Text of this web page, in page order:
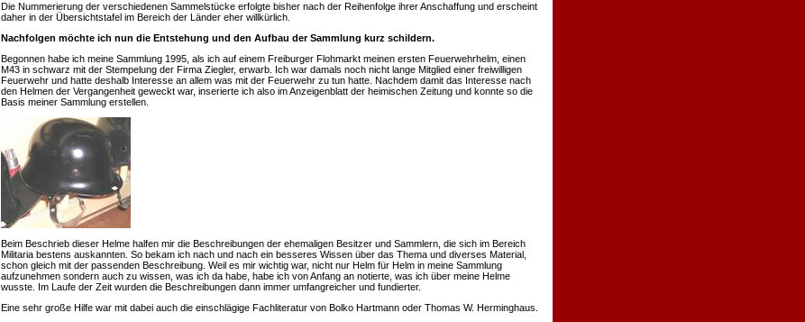
Die Nummerierung der verschiedenen Sammelstücke erfolgte bisher nach der Reihenfolge ihrer Anschaffung und erscheint
daher in der Übersichtstafel im Bereich der Länder eher willkürlich.
Nachfolgen möchte ich nun die Entstehung und den Aufbau der Sammlung kurz schildern.
Begonnen habe ich meine Sammlung 1995, als ich auf einem Freiburger Flohmarkt meinen ersten Feuerwehrhelm, einen
M43 in schwarz mit der Stempelung der Firma Ziegler, erwarb. Ich war damals noch nicht lange Mitglied einer freiwilligen
Feuerwehr und hatte deshalb Interesse an allem was mit der Feuerwehr zu tun hatte. Nachdem damit das Interesse nach
den Helmen der Vergangenheit geweckt war, inserierte ich also im Anzeigenblatt der heimischen Zeitung und konnte so die
Basis meiner Sammlung erstellen.
Beim Beschrieb dieser Helme halfen mir die Beschreibungen der ehemaligen Besitzer und Sammlern, die sich im Bereich
Militaria bestens auskannten. So bekam ich nach und nach ein besseres Wissen über das Thema und diverses Material,
schon gleich mit der passenden Beschreibung. Weil es mir wichtig war, nicht nur Helm für Helm in meine Sammlung
aufzunehmen sondern auch zu wissen, was ich da habe, habe ich von Anfang an notierte, was ich über meine Helme
wusste. Im Laufe der Zeit wurden die Beschreibungen dann immer umfangreicher und fundierter.
Eine sehr große Hilfe war mit dabei auch die einschlägige Fachliteratur von Bolko Hartmann oder Thomas W. Herminghaus.